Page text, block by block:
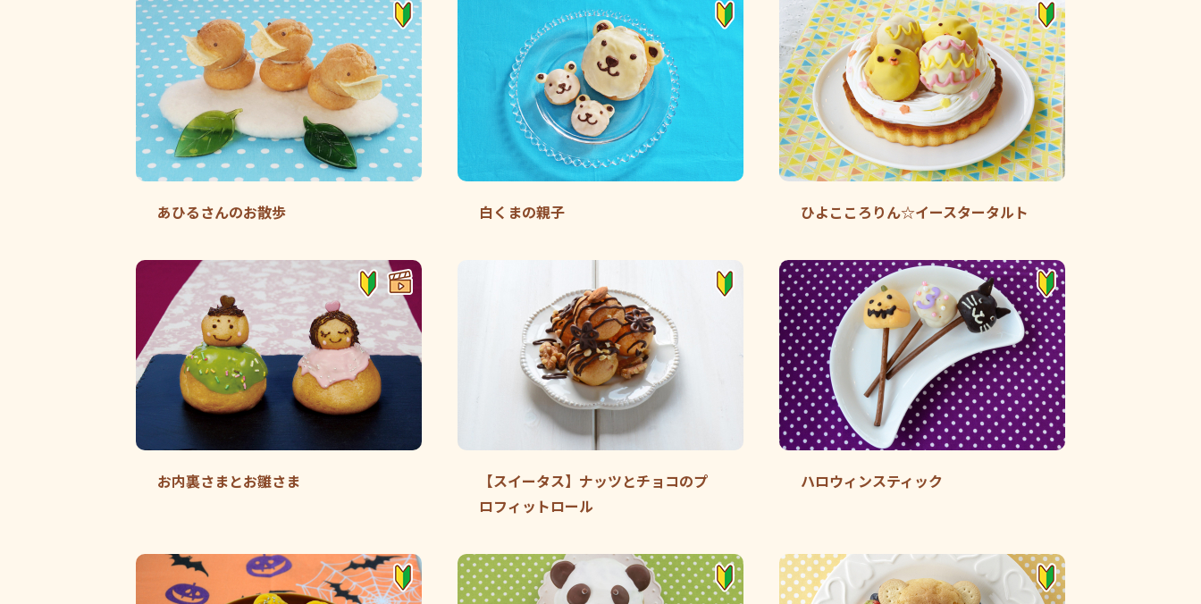
あひるさんのお散歩 白くまの親子 ひよこころりん☆イースタータルト
お内裏さまとお雛さま
【スイータス】ナッツとチョコのプ
ロフィットロール
ハロウィンスティック